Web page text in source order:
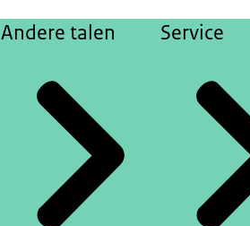
Andere talen Service